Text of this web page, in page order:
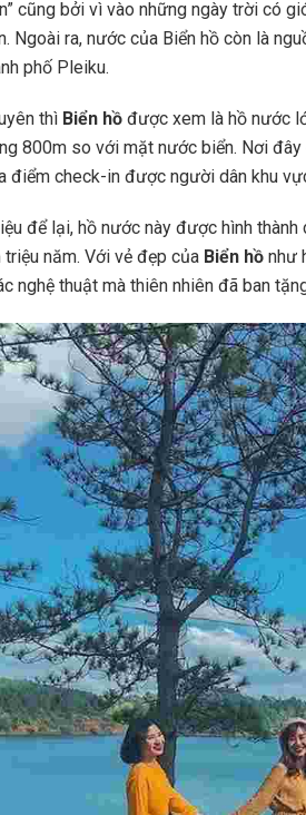
cũng bởi vì vào những ngày trời có
Ngoài ra, nước của Biển hồ còn là
phố Pleiku.
thì Biển hồ được xem là hồ nước
800m so với mặt nước biển. Nơi
điểm check-in được người dân khu
để lại, hồ nước này được hình
năm. Với vẻ đẹp của Biển hồ như
nghệ thuật mà thiên nhiên đã ban